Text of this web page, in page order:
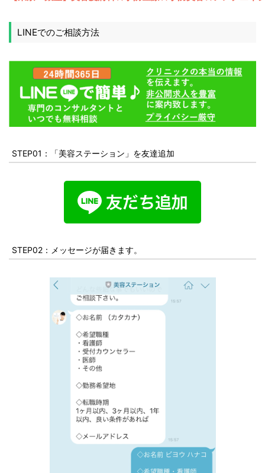
LINEでのご相談方法
STEP01：「美容ステーション」を友達追加
STEP02：メッセージが届きます。